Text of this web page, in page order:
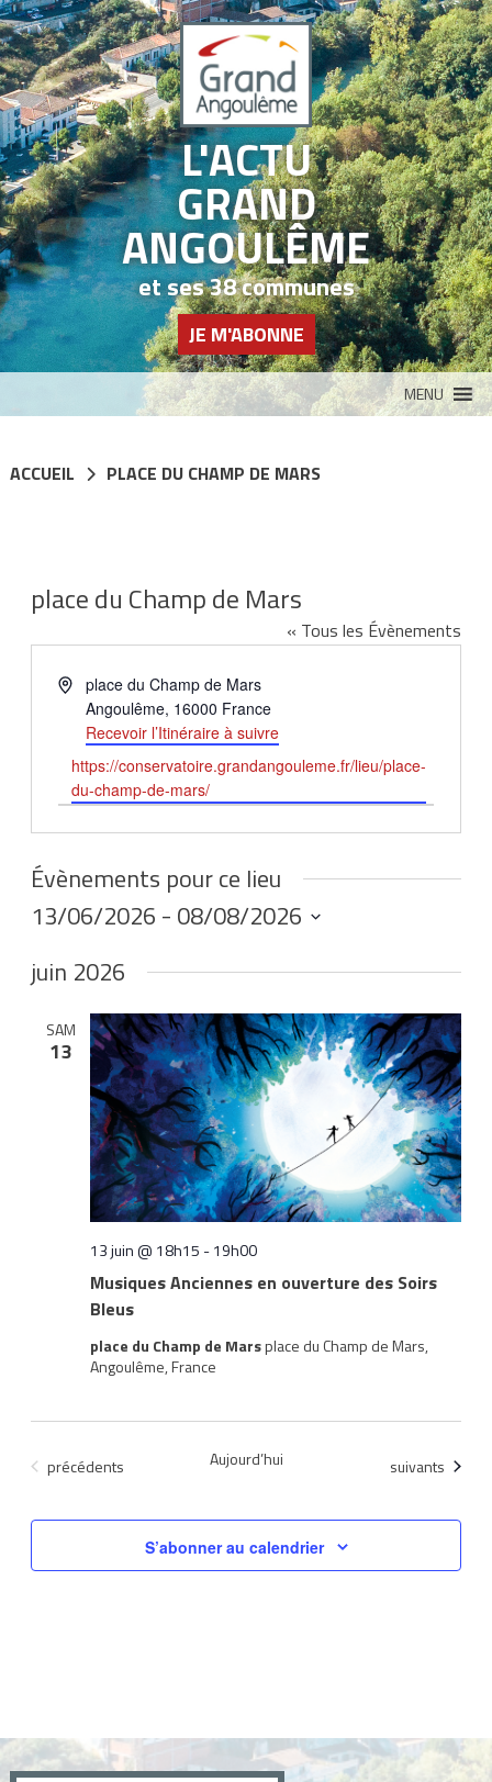
L'ACTU
GRAND
ANGOULÊME
et ses 38 communes
JE M'ABONNE
MENU
ACCUEIL PLACE DU CHAMP DE MARS
place du Champ de Mars
« Tous les Évènements
Adresseplace du Champ de Mars
Angoulême, 16000 France
Recevoir l’Itinéraire à suivre
Site
web
https://conservatoire.grandangouleme.fr/lieu/place-
du-champ-de-mars/
Évènements pour ce lieu
13/06/2026 - 08/08/2026
une
juin 2026
SAM
13
Musiques Anciennes en ouverture des Soirs
Bleus
13 juin @ 18h15 -19h00
place du Champ de Marsplace du Champ de Mars,
Angoulême, France
Évènements
précédents Aujourd’hui Évènements
suivants
S’abonner au calendrier
Panneau de gestion des cookies